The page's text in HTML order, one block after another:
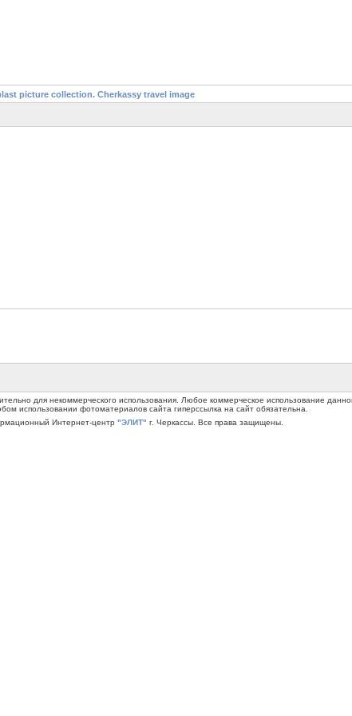
picture collection. Cherkassy travel image
для некоммерческого использования. Любое коммерческое использование
использовании фотоматериалов сайта гиперссылка на сайт обязательна.
Интернет-центр "ЭЛИТ" г. Черкассы. Все права защищены.